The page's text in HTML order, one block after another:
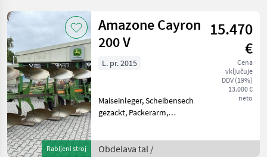
Rabljeni stroj
Amazone Cayron
200 V
15.470
€
Cena
vključuje
DDV (19%)
13.000 €
neto
L. pr. 2015
Maiseinleger, Scheibensech
gezackt, Packerarm,
Beleuchtung. lemež: 5- in
Obdelava tal /